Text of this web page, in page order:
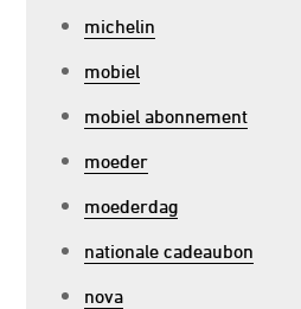
michelin
mobiel
mobiel abonnement
moeder
moederdag
nationale cadeaubon
nova